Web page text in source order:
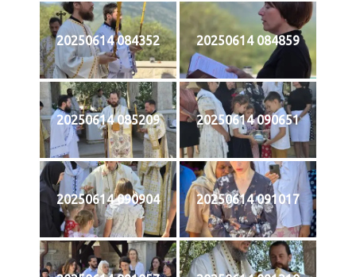
20250614 084352 20250614 084859
20250614 085209 20250614 090651
20250614 090904 20250614 091017